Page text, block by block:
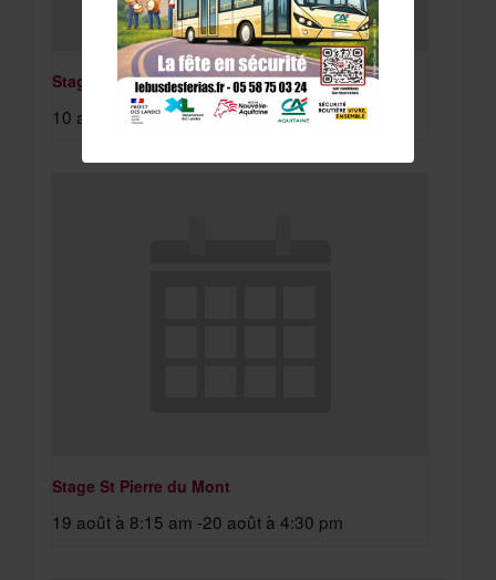
Stage St Paul Lès Dax
10 août à 8:15 am-11 août à 4:30 pm
Stage St Pierre du Mont
19 août à 8:15 am -20 août à 4:30 pm